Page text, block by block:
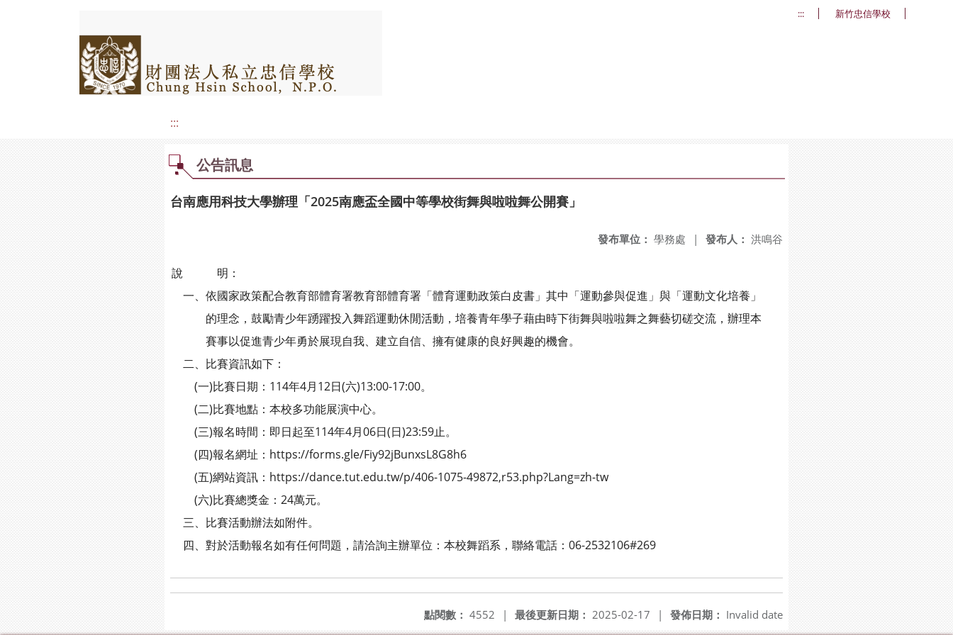
::: 新竹忠信學校
:::
公告訊息
台南應用科技大學辦理「2025南應盃全國中等學校街舞與啦啦舞公開賽」
發布人： 洪鳴谷
發布單位： 學務處 |
說 明：
一、依國家政策配合教育部體育署教育部體育署「體育運動政策白皮書」其中「運動參與促進」與「運動文化培養」
的理念，鼓勵青少年踴躍投入舞蹈運動休閒活動，培養青年學子藉由時下街舞與啦啦舞之舞藝切磋交流，辦理本
賽事以促進青少年勇於展現自我、建立自信、擁有健康的良好興趣的機會。
二、比賽資訊如下：
(一)比賽日期：114年4月12日(六)13:00-17:00。
(二)比賽地點：本校多功能展演中心。
(三)報名時間：即日起至114年4月06日(日)23:59止。
(四)報名網址：https://forms.gle/Fiy92jBunxsL8G8h6
(五)網站資訊：https://dance.tut.edu.tw/p/406-1075-49872,r53.php?Lang=zh-tw
(六)比賽總獎金：24萬元。
三、比賽活動辦法如附件。
四、對於活動報名如有任何問題，請洽詢主辦單位：本校舞蹈系，聯絡電話：06-2532106#269
發佈日期： Invalid date
最後更新日期： 2025-02-17 |
點閱數： 4552 |